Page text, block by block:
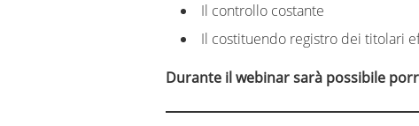
Il controllo costante
Il costituendo registro dei titolari
Durante il webinar sarà possibile